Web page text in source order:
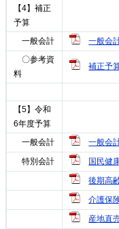
【4】補正
予算
一般会計
一般会
〇参考資
料
補正予
【5】令和
6年度予算
一般会計
一般会
特別会計
国民健
後期高
介護保
産地直